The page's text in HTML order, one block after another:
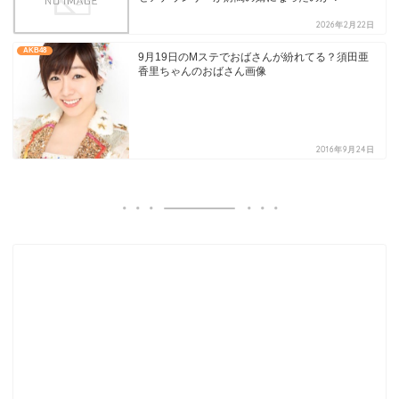
2026年2月22日
AKB48
9月19日のMステでおばさんが紛れてる？須田亜
香里ちゃんのおばさん画像
2016年9月24日